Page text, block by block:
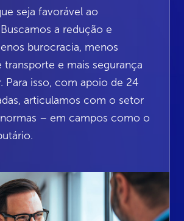
seja favorável ao
a redução e
burocracia, menos
e mais segurança
Para isso, com apoio de 24
articulamos com o setor
– em campos como o